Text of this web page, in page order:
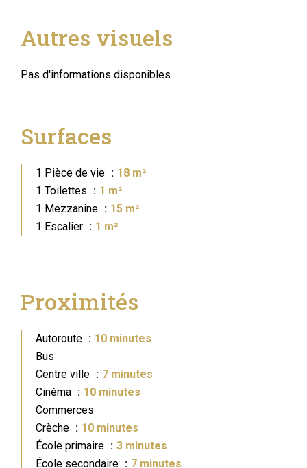
Autres visuels
Pas d'informations disponibles
Surfaces
1 Pièce de vie
18 m²
1 Toilettes
1 m²
1 Mezzanine
15 m²
1 Escalier
1 m²
Proximités
Autoroute
10 minutes
Bus
Centre ville
7 minutes
Cinéma
10 minutes
Commerces
Crèche
10 minutes
École primaire
3 minutes
École secondaire
7 minutes